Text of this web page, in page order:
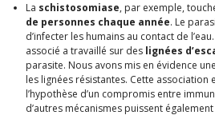
La schistosomiase, par exemple,
de personnes chaque année. Le
d’infecter les humains au contact de
associé a travaillé sur des lignées
parasite. Nous avons mis en évidence
les lignées résistantes. Cette association
l’hypothèse d’un compromis entre
d’autres mécanismes puissent